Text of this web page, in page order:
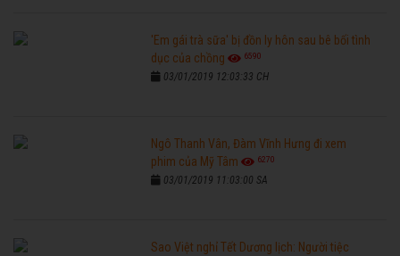
'Em gái trà sữa' bị đồn ly hôn sau bê bối tình
dục của chồng
6590
03/01/2019 12:03:33 CH
Ngô Thanh Vân, Đàm Vĩnh Hưng đi xem
phim của Mỹ Tâm
6270
03/01/2019 11:03:00 SA
Sao Việt nghỉ Tết Dương lịch: Người tiệc